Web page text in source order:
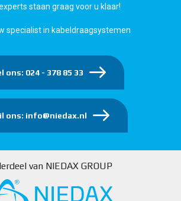
staan graag voor u klaar!
specialist in kabeldraagsystemen
ons: 024 - 378 85 33
ons: info@niedax.nl
van NIEDAX GROUP